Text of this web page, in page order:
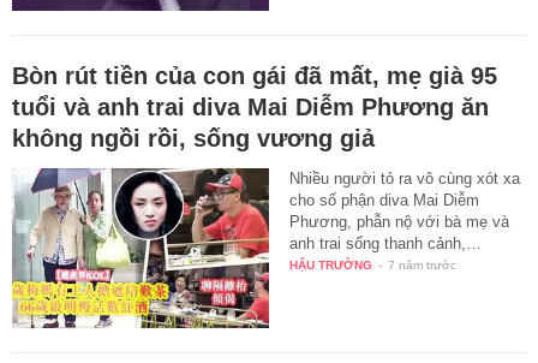
Bòn rút tiền của con gái đã mất, mẹ già 95
tuổi và anh trai diva Mai Diễm Phương ăn
không ngồi rồi, sống vương giả
Nhiều người tỏ ra vô cùng xót xa
cho số phận diva Mai Diễm
Phương, phẫn nộ với bà mẹ và
anh trai sống thanh cảnh,…
HẬU TRƯỜNG - 7 năm trước